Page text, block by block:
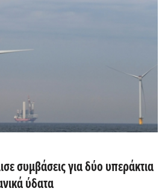
συμβάσεις για δύο υπεράκτια
ύδατα